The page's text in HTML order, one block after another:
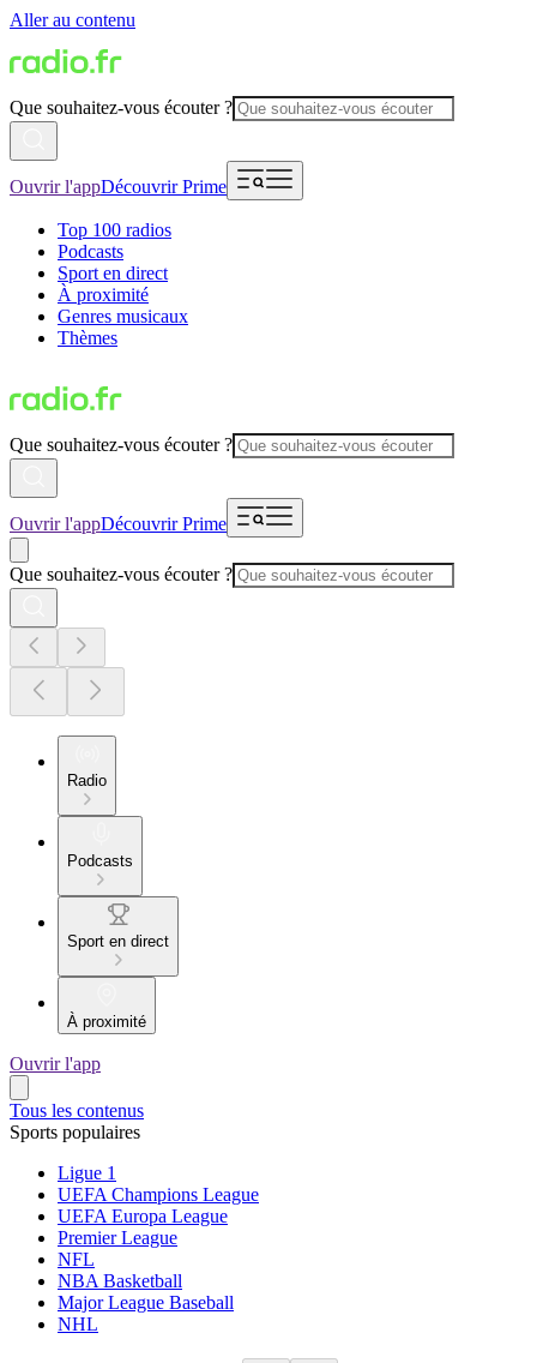
Aller au contenu
Que souhaitez-vous écouter ?
Ouvrir l'appDécouvrir Prime
Top 100 radios
Podcasts
Sport en direct
À proximité
Genres musicaux
Thèmes
Que souhaitez-vous écouter ?
Ouvrir l'appDécouvrir Prime
Que souhaitez-vous écouter ?
Radio
Podcasts
Sport en direct
À proximité
Ouvrir l'app
Tous les contenus
Sports populaires
Ligue 1
UEFA Champions League
UEFA Europa League
Premier League
NFL
NBA Basketball
Major League Baseball
NHL